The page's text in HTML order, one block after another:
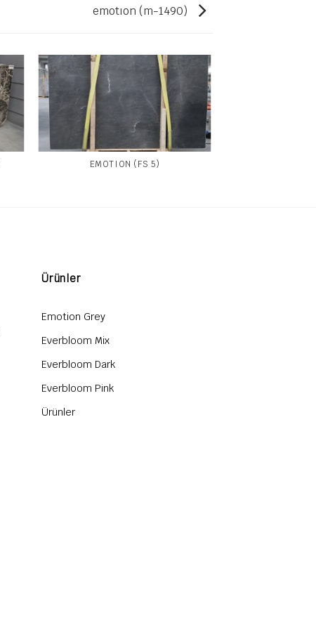
emotıon (m-1490)
EMOTION (FS 5)
Ürünler
Emotion Grey
Everbloom Mix
Everbloom Dark
Everbloom Pink
Ürünler